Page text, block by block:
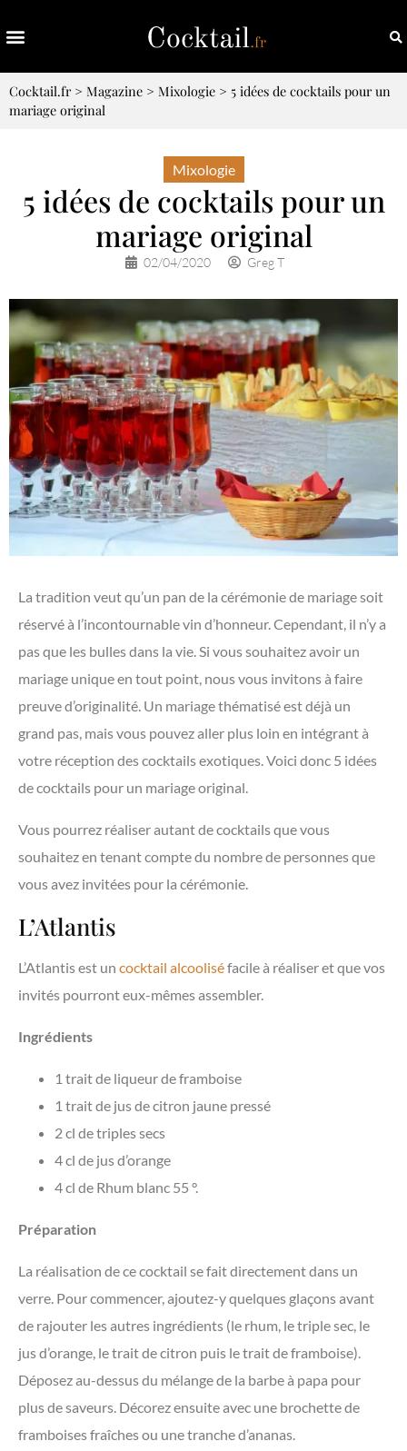
Cocktail.fr> Magazine > Mixologie > 5 idées de cocktails pour un
mariage original
Mixologie
5 idées de cocktails pour un
mariage original
02/04/2020 Greg T
La tradition veut qu’un pan de la cérémonie de mariage soit
réservé à l’incontournable vin d’honneur. Cependant, il n’y a
pas que les bulles dans la vie. Si vous souhaitez avoir un
mariage unique en tout point, nous vous invitons à faire
preuve d’originalité. Un mariage thématisé est déjà un
grand pas, mais vous pouvez aller plus loin en intégrant à
votre réception des cocktails exotiques. Voici donc 5 idées
de cocktails pour un mariage original.
Vous pourrez réaliser autant de cocktails que vous
souhaitez en tenant compte du nombre de personnes que
vous avez invitées pour la cérémonie.
L’Atlantis
L’Atlantis est un cocktail alcooliséfacile à réaliser et que vos
invités pourront eux-mêmes assembler.
Ingrédients
1 trait de liqueur de framboise
1 trait de jus de citron jaune pressé
2 cl de triples secs
4 cl de jus d’orange
4 cl de Rhum blanc 55 °.
Préparation
La réalisation de ce cocktail se fait directement dans un
verre. Pour commencer, ajoutez-y quelques glaçons avant
de rajouter les autres ingrédients (le rhum, le triple sec, le
jus d’orange, le trait de citron puis le trait de framboise).
Déposez au-dessus du mélange de la barbe à papa pour
plus de saveurs. Décorez ensuite avec une brochette de
framboises fraîches ou une tranche d’ananas.